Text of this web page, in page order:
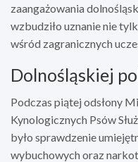
zaangażowania
wzbudziło uznanie nie
wśród zagranicznych
Dolnośląskiej
Podczas piątej odsłony
Kynologicznych Psów
było sprawdzenie
wybuchowych oraz